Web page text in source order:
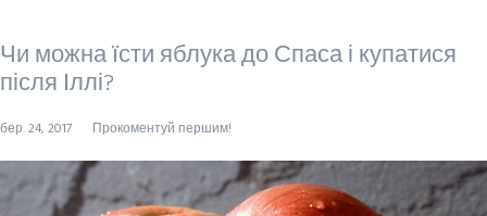
Чи можна їсти яблука до Спаса і купатися
після Іллі?
бер. 24, 2017 Прокоментуй першим!